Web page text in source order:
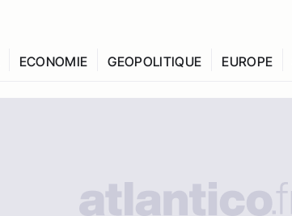
ECONOMIE GEOPOLITIQUE EUROPE